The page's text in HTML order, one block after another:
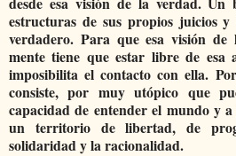
estructuras de sus propios juicios
verdadero. Para que esa visión
mente tiene que estar libre de esa
imposibilita el contacto con ella.
consiste, por muy utópico que
capacidad de entender el mundo y a
un territorio de libertad, de
solidaridad y la racionalidad.